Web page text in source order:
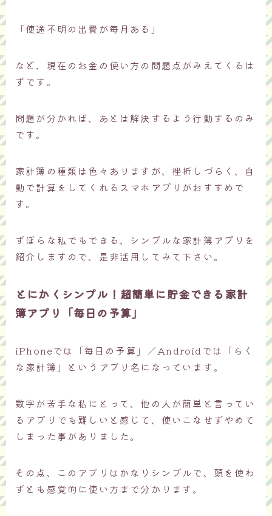
「使途不明の出費が毎月ある」
など、現在のお金の使い方の問題点がみえてくるは
ずです。
問題が分かれば、あとは解決するよう行動するのみ
です。
家計簿の種類は色々ありますが、挫折しづらく、自
動で計算をしてくれるスマホアプリがおすすめで
す。
ずぼらな私でもできる、シンプルな家計簿アプリを
紹介しますので、是非活用してみて下さい。
とにかくシンプル！超簡単に貯金できる家計
簿アプリ「毎日の予算」
iPhoneでは「毎日の予算」／Androidでは「らく
な家計簿」というアプリ名になっています。
数字が苦手な私にとって、他の人が簡単と言ってい
るアプリでも難しいと感じて、使いこなせずやめて
しまった事がありました。
その点、このアプリはかなりシンプルで、頭を使わ
ずとも感覚的に使い方まで分かります。